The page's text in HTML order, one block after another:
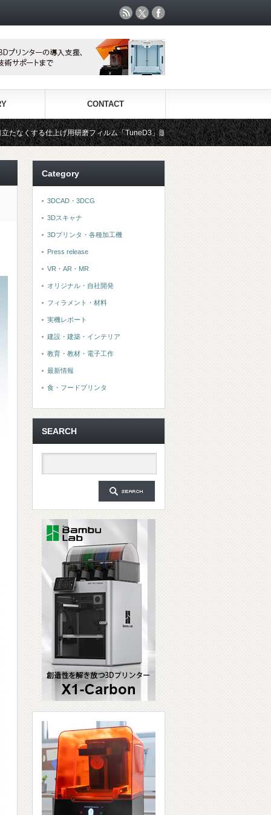
CONTACT
フィルム「TuneD3」販売中！
Category
3DCAD・3DCG
3Dスキャナ
3Dプリンタ・各種加工機
Press release
VR・AR・MR
オリジナル・自社開発
フィラメント・材料
実機レポート
建設・建築・インテリア
教育・教材・電子工作
最新情報
食・フードプリンタ
SEARCH